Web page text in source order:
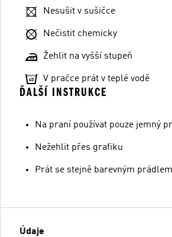
Nesušit v sušičce
Nečistit chemicky
Žehlit na vyšší stupeň
V pračce prát v teplé vodě
ĎALŠÍ INSTRUKCE
Na praní používat pouze jemný
Nežehlit přes grafiku
Prát se stejně barevným prádlem
Údaje